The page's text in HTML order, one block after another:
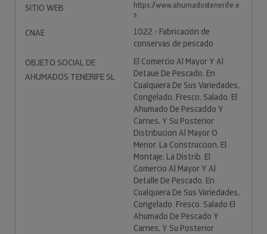
SITIO WEB
https://www.ahumadostenerife.e
s
CNAE
1022 - Fabricación de
conservas de pescado
OBJETO SOCIAL DE
AHUMADOS TENERIFE SL
El Comercio Al Mayor Y Al
Detaue De Pescado, En
Cualquiera De Sus Variedades,
Congelado, Fresco, Salado. El
Ahumado De Pescaddo Y
Carnes, Y Su Posterior
Distribucion Al Mayor O
Menor. La Construccion, El
Montaje, La Distrib. El
Comercio Al Mayor Y Al
Detalle De Pescado. En
Cualquiera De Sus Variedades,
Congelado. Fresco. Salado El
Ahumado De Pescado Y
Carnes, Y Su Posterior